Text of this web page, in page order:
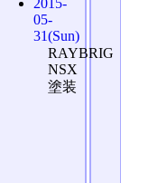
05-
31(Sun)
RAYBRIG
NSX
塗装